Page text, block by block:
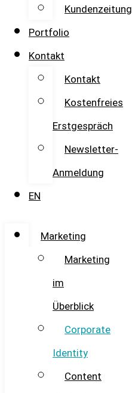
Kundenzeitung
Portfolio
Kontakt
Kontakt
Kostenfreies
Erstgespräch
Newsletter-
Anmeldung
EN
Marketing
Marketing
im
Überblick
Corporate
Identity
Content